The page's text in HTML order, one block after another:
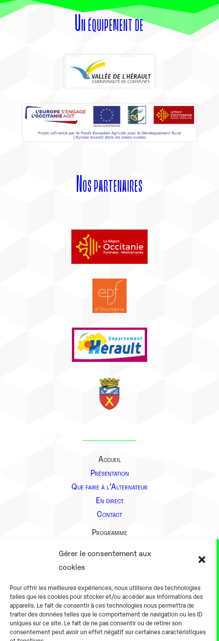
Gérer le consentement aux
cookies
Pour offrir les meilleures expériences, nous utilisons des technologies
telles que les cookies pour stocker et/ou accéder aux informations des
appareils. Le fait de consentir à ces technologies nous permettra de
traiter des données telles que le comportement de navigation ou les ID
uniques sur ce site. Le fait de ne pas consentir ou de retirer son
consentement peut avoir un effet négatif sur certaines caractéristiques
Un équipement de
Nos partenaires
Accueil
Présentation
Que faire à l’Alternateur
En direct
Contact
Programme
Présentation
En pratique
Tarifs et horaires
Salles
Équipements numériques